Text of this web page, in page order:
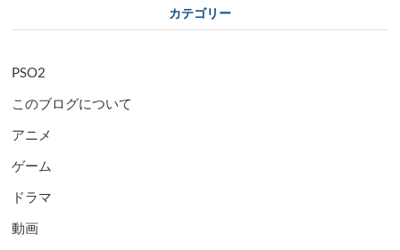
カテゴリー
PSO2
このブログについて
アニメ
ゲーム
ドラマ
動画